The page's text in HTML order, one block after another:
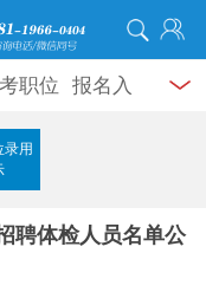
职位 报名入
录用公示
历年真题
队 考试专题
录用
聘体检人员名单公